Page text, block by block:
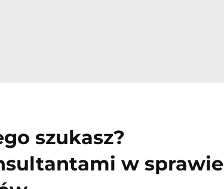
szukasz?
w sprawie